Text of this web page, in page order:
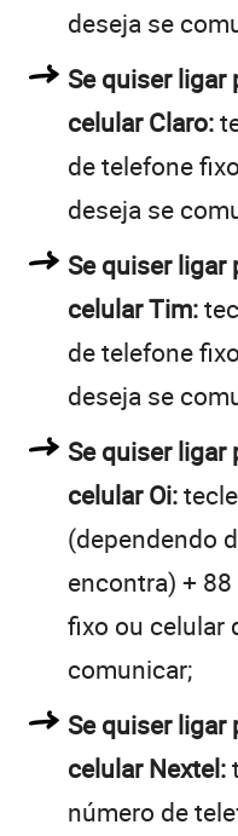
deseja se
Se quiser ligar
celular Claro:
de telefone
deseja se
Se quiser ligar
celular Tim:
de telefone
deseja se
Se quiser ligar
celular Oi:
(dependendo
encontra) +
fixo ou celular
comunicar;
Se quiser ligar
celular Nextel:
número de